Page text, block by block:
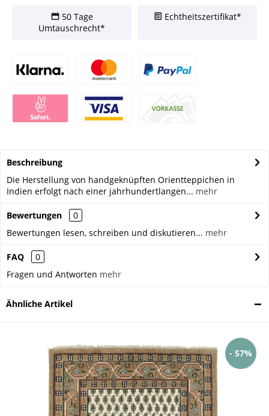
50 Tage
Umtauschrecht*
Echtheitszertifikat*
Beschreibung
Die Herstellung von handgeknüpften Orientteppichen in
Indien erfolgt nach einer jahrhundertlangen... mehr
Bewertungen
0
Bewertungen lesen, schreiben und diskutieren... mehr
FAQ
0
Fragen und Antworten mehr
Ähnliche Artikel
- 57%